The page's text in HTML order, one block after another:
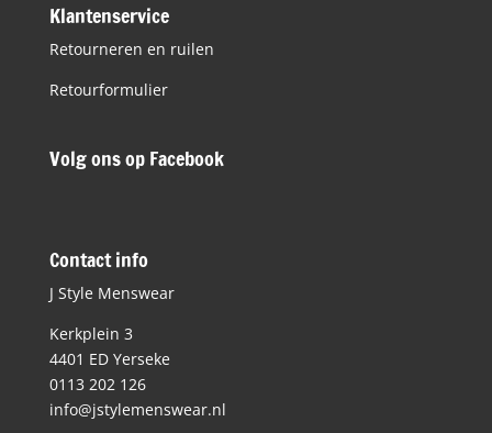
Klantenservice
Retourneren en ruilen
Retourformulier
Volg ons op Facebook
Contact info
J Style Menswear
Kerkplein 3
4401 ED Yerseke
0113 202 126
info@jstylemenswear.nl